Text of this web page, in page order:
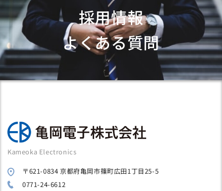
採用情報
よくある質問
Kameoka Electronics
〒621-0834 京都府亀岡市篠町広田1丁目25-5
0771-24-6612